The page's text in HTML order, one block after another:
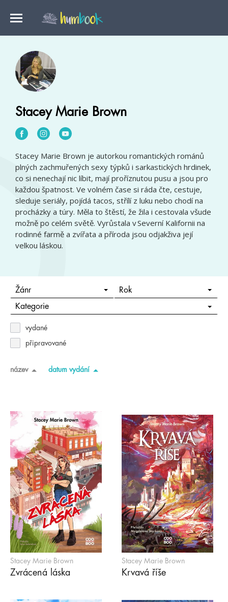
Stacey Marie Brown
Stacey Marie Brown je autorkou romantických románů
plných zachmuřených sexy týpků i sarkastických hrdinek,
co si nenechají nic líbit, mají proříznutou pusu a jsou pro
každou špatnost. Ve volném čase si ráda čte, cestuje,
sleduje seriály, pojídá tacos, střílí z luku nebo chodí na
procházky a túry. Měla to štěstí, že žila i cestovala všude
možně po celém světě. Vyrůstala v Severní Kalifornii na
rodinné farmě a zvířata a příroda jsou odjakživa její
velkou láskou.
Žánr Rok
Kategorie
vydané
připravované
název datum vydání
Stacey Marie Brown
Zvrácená láska
Stacey Marie Brown
Krvavá říše